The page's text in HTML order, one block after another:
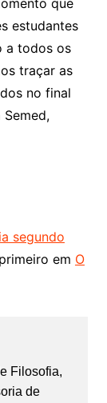
estudantes
a todos os
traçar as
no final
segundo
em O
Filosofia,
de